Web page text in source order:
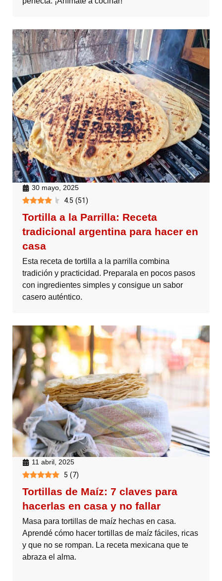
30 mayo, 2025
4.5 (51)
Tortilla a la Parrilla: Receta
tradicional argentina para hacer en
casa
Esta receta de tortilla a la parrilla combina
tradición y practicidad. Preparala en pocos pasos
con ingredientes simples y consigue un sabor
casero auténtico.
11 abril, 2025
5 (7)
Tortillas de Maíz: 7 claves para
hacerlas en casa y no fallar
Masa para tortillas de maíz hechas en casa.
Aprendé cómo hacer tortillas de maíz fáciles, ricas
y que no se rompan. La receta mexicana que te
abraza el alma.